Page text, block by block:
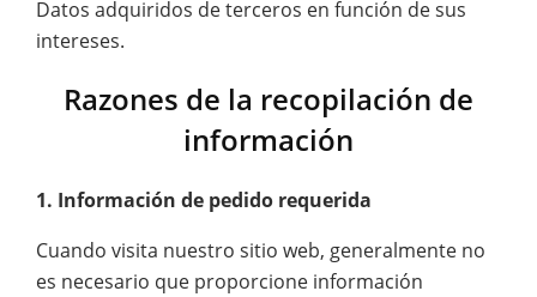
Datos adquiridos de terceros en función de sus
intereses.
Razones de la recopilación de
información
1. Información de pedido requerida
Cuando visita nuestro sitio web, generalmente no
es necesario que proporcione información